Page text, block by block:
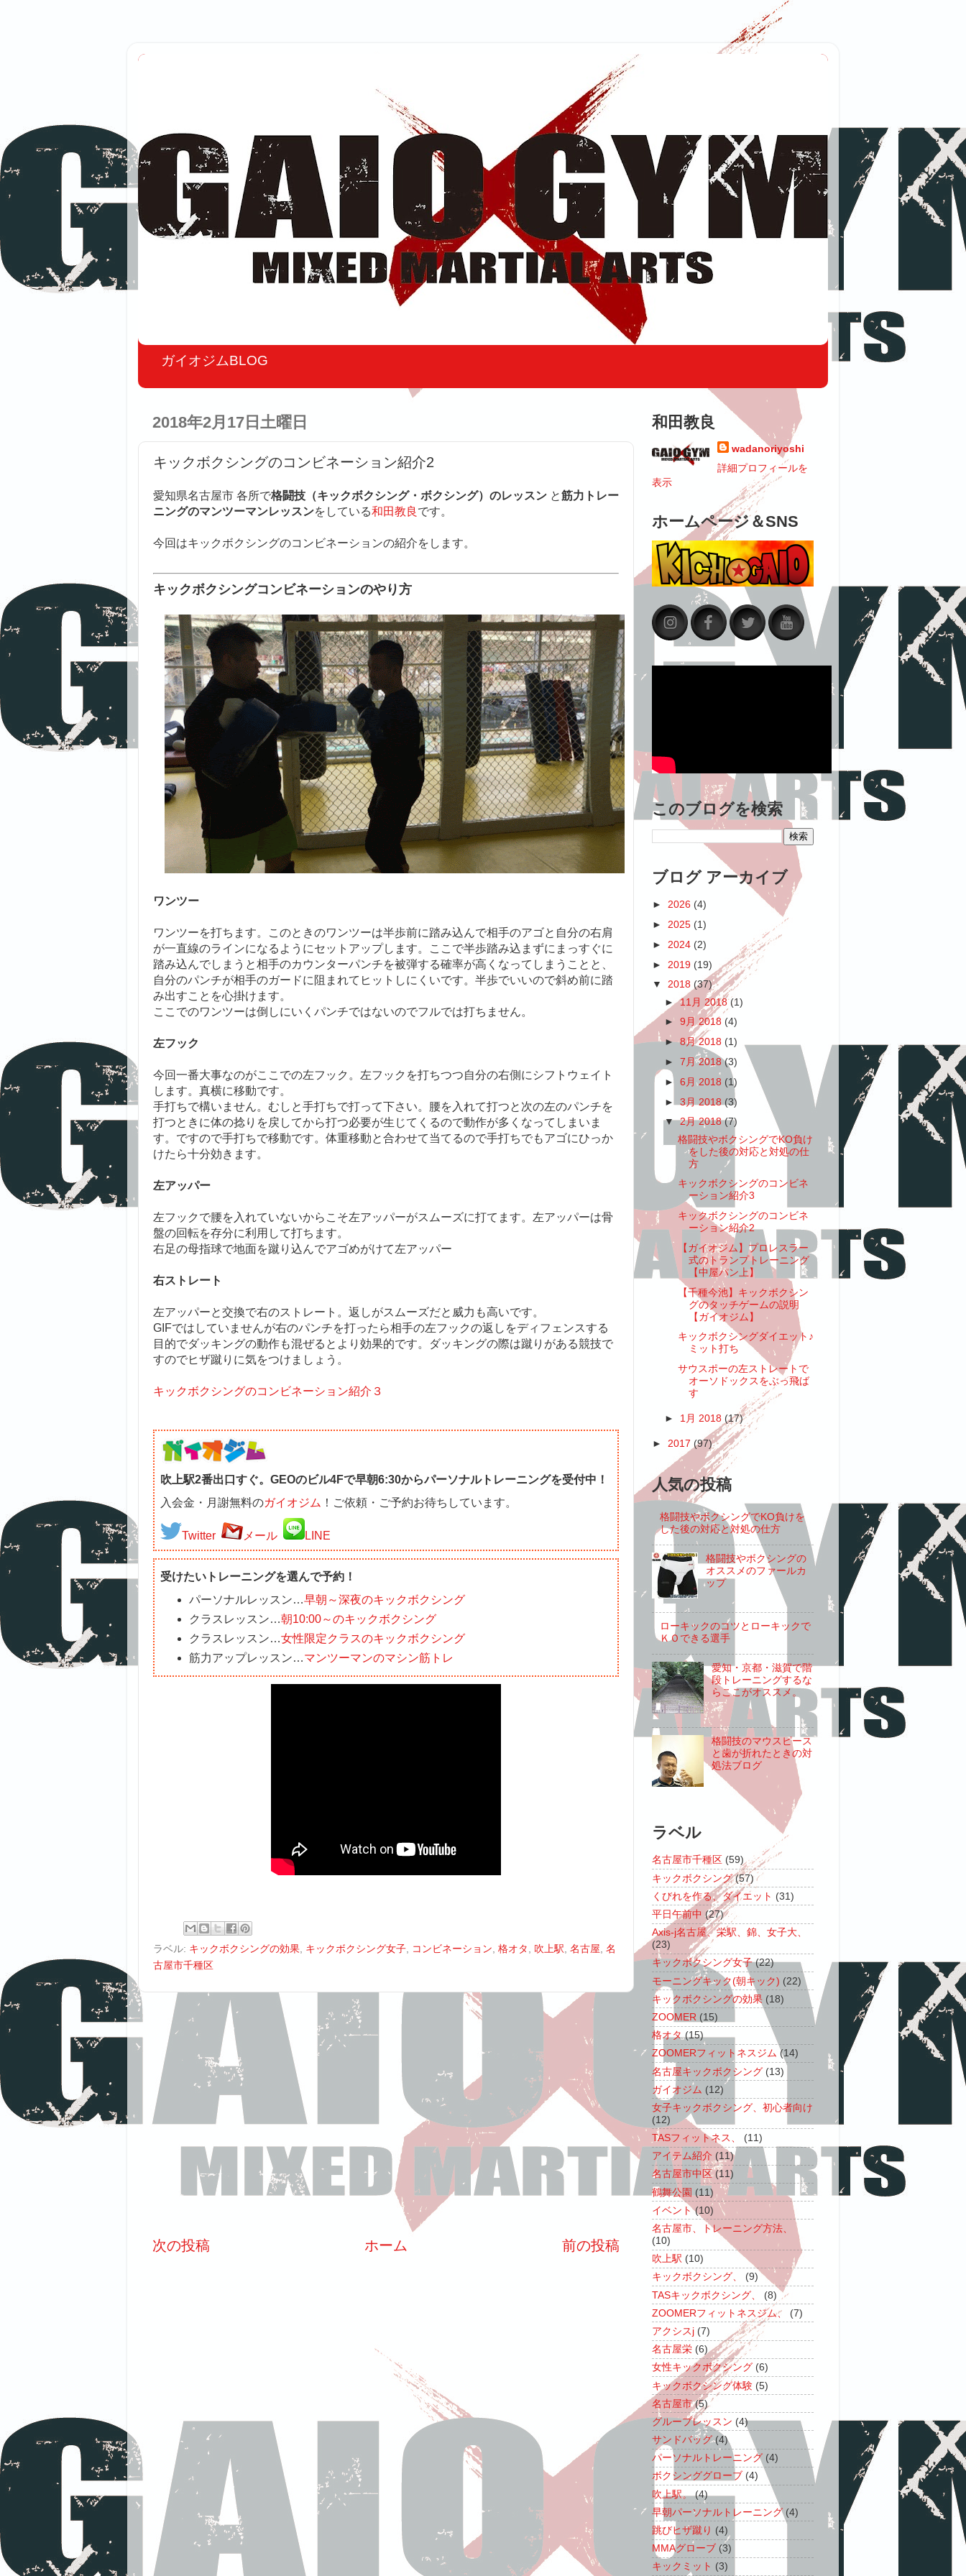
ガイオジムBLOG
2018年2月17日土曜日
キックボクシングのコンビネーション紹介2
愛知県名古屋市 各所で格闘技（キックボクシング・ボクシング）のレッスン と筋力トレー
ニングのマンツーマンレッスンをしている和田教良 です。
今回はキックボクシングのコンビネーションの紹介をします。
キックボクシングコンビネーションのやり方
ワンツー
ワンツーを打ちます。このときのワンツーは半歩前に踏み込んで相手のアゴと自分の右肩
が一直線のラインになるようにセットアップします。ここで半歩踏み込まずにまっすぐに
踏み込んでしまうと相手のカウンターパンチを被弾する確率が高くなってしまうことと、
自分のパンチが相手のガードに阻まれてヒットしにくいです。半歩でいいので斜め前に踏
み出すことを心掛けます。
ここでのワンツーは倒しにいくパンチではないのでフルでは打ちません。
左フック
今回一番大事なのがここでの左フック。左フックを打ちつつ自分の右側にシフトウェイト
します。真横に移動です。
手打ちで構いません。むしと手打ちで打って下さい。腰を入れて打つと次の左のパンチを
打つときに体の捻りを戻してから打つ必要が生じてくるので動作が多くなってしまいま
す。ですので手打ちで移動です。体重移動と合わせて当てるので手打ちでもアゴにひっか
けたら十分効きます。
左アッパー
左フックで腰を入れていないからこそ左アッパーがスムーズに打てます。左アッパーは骨
盤の回転を存分に利用して打ちます。
右足の母指球で地面を蹴り込んでアゴめがけて左アッパー
右ストレート
左アッパーと交換で右のストレート。返しがスムーズだと威力も高いです。
GIFではしていませんが右のパンチを打ったら相手の左フックの返しをディフェンスする
目的でダッキングの動作も混ぜるとより効果的です。ダッキングの際は蹴りがある競技で
すのでヒザ蹴りに気をつけましょう。
キックボクシングのコンビネーション紹介３
吹上駅2番出口すぐ。GEOのビル4Fで早朝6:30からパーソナルトレーニングを受付中！
入会金・月謝無料のガイオジム ！ご依頼・ご予約お待ちしています。
Twitter メール LINE
受けたいトレーニングを選んで予約！
パーソナルレッスン…早朝～深夜のキックボクシング
クラスレッスン…朝10:00～のキックボクシング
クラスレッスン…女性限定クラスのキックボクシング
筋力アップレッスン…マンツーマンのマシン筋トレ
ラベル: キックボクシングの効果 キックボクシング女子 コンビネーション 格オタ 吹上駅 名古屋 名
古屋市千種区
次の投稿 前の投稿
ホーム
和田教良
wadanoriyoshi
詳細プロフィールを
表示
ホームページ＆SNS
このブログを検索
ブログ アーカイブ
► 2026 (4)
► 2025 (1)
► 2024 (2)
► 2019 (19)
▼ 2018 (37)
►11月 2018(1)
►9月 2018 (4)
►8月 2018 (1)
►7月 2018(3)
►6月 2018 (1)
►3月 2018 (3)
▼2月 2018(7)
格闘技やボクシングでKO負け
をした後の対応と対処の仕
方
キックボクシングのコンビネ
ーション紹介3
キックボクシングのコンビネ
ーション紹介2
【ガイオジム】プロレスラー
式のトランプトレーニング
【中屋パン上】
【千種今池】キックボクシン
グのタッチゲームの説明
【ガイオジム】
キックボクシングダイエット♪
ミット打ち
サウスポーの左ストレートで
オーソドックスをぶっ飛ば
す
► 1月 2018(17)
► 2017 (97)
人気の投稿
格闘技やボクシングでKO負けを
した後の対応と対処の仕方
格闘技やボクシングの
オススメのファールカ
ップ
ローキックのコツとローキックで
ＫＯできる選手
愛知・京都・滋賀で階
段トレーニングするな
らここがオススメ。
格闘技のマウスピース
と歯が折れたときの対
処法ブログ
ラベル
名古屋市千種区 (59)
キックボクシング (57)
くびれを作る、ダイエット (31)
平日午前中 (27)
Axis-j名古屋、栄駅、錦、女子大、
(23)
キックボクシング女子 (22)
モーニングキック(朝キック) (22)
キックボクシングの効果 (18)
ZOOMER (15)
格オタ (15)
ZOOMERフィットネスジム (14)
名古屋キックボクシング (13)
ガイオジム (12)
女子キックボクシング、初心者向け
(12)
TASフィットネス、
(11)
アイテム紹介 (11)
名古屋市中区 (11)
鶴舞公園 (11)
イベント (10)
名古屋市、トレーニング方法、
(10)
吹上駅 (10)
キックボクシング、
(9)
TASキックボクシング、
(8)
ZOOMERフィットネスジム、
(7)
アクシスj (7)
名古屋栄 (6)
女性キックボクシング (6)
キックボクシング体験 (5)
名古屋市 (5)
グループレッスン (4)
サンドバッグ (4)
パーソナルトレーニング (4)
ボクシンググローブ (4)
吹上駅。 (4)
早朝パーソナルトレーニング (4)
跳びヒザ蹴り (4)
MMAグローブ (3)
キックミット (3)